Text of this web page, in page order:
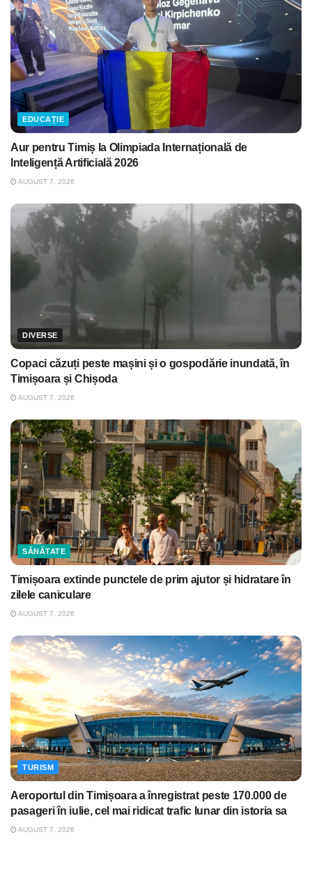
EDUCAȚIE
Aur pentru Timiș la Olimpiada Internațională de
Inteligență Artificială 2026
AUGUST 7, 2026
DIVERSE
Copaci căzuți peste mașini și o gospodărie inundată, în
Timișoara și Chișoda
AUGUST 7, 2026
SĂNĂTATE
Timișoara extinde punctele de prim ajutor și hidratare în
zilele caniculare
AUGUST 7, 2026
TURISM
Aeroportul din Timișoara a înregistrat peste 170.000 de
pasageri în iulie, cel mai ridicat trafic lunar din istoria sa
AUGUST 7, 2026